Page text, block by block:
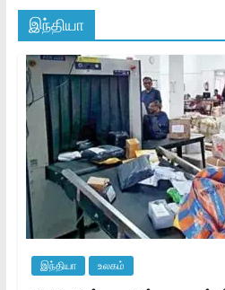
இந்தியா
இந்தியா உலகம்